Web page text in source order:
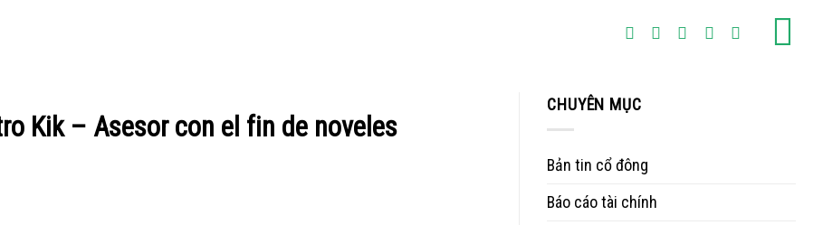
Kik – Asesor con el fin de noveles
CHUYÊN MỤC
Bản tin cổ đông
Báo cáo tài chính